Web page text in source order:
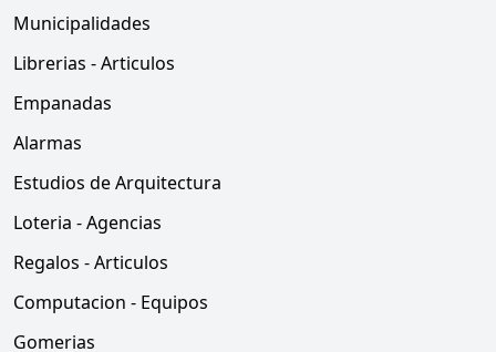
Municipalidades
Librerias - Articulos
Empanadas
Alarmas
Estudios de Arquitectura
Loteria - Agencias
Regalos - Articulos
Computacion - Equipos
Gomerias